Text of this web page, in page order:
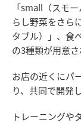
「small（スモ
らし野菜をさら
タブル）」、食
の3種類が用意さ
お店の近くにパ
り、共同で開発
トレーニングや